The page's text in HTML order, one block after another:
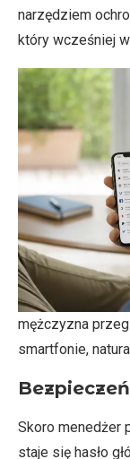
narzędziem
który wcześniej
mężczyzna
smartfonie,
Skoro menedżer
staje się hasło